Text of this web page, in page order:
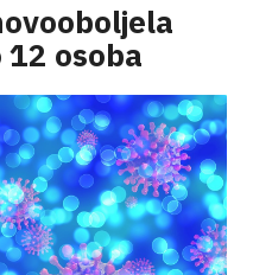
osoba